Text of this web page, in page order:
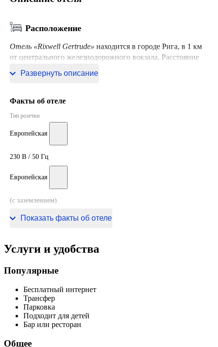
Расположение
Отель «Rixwell Gertrude» находится в городе Рига, в 1 км
от центрального железнодорожного вокзала. Расстояние
Развернуть описание
Факты об отеле
Тип розетки
Европейская
230 В / 50 Гц
Европейская
(с заземлением)
230 В / 50 Гц
Показать факты об отеле
Услуги и удобства
Популярные
Бесплатный интернет
Трансфер
Парковка
Подходит для детей
Бар или ресторан
Общее